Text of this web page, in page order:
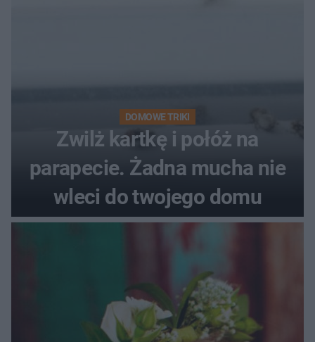
DOMOWE TRIKI
Zwilż kartkę i połóż na
parapecie. Żadna mucha nie
wleci do twojego domu